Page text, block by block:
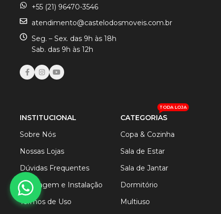
+55 (21) 96470-3546
atendimento@castelodosmoveis.com.br
Seg. – Sex. das 9h às 18h
Sab. das 9h às 12h
INSTITUCIONAL
Sobre Nós
Nossas Lojas
Dúvidas Frequentes
Montagem e Instalação
Termos de Uso
CATEGORIAS
TODA LOJA
Copa & Cozinha
Sala de Estar
Sala de Jantar
Dormitório
Multiuso